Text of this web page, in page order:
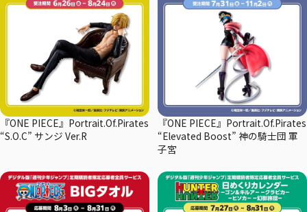
『ONE PIECE』Portrait.Of.Pirates
“S.O.C” サンジ Ver.R
『ONE PIECE』Portrait.Of.Pirates
“Elevated Boost” 神の騎士団 軍
子宮